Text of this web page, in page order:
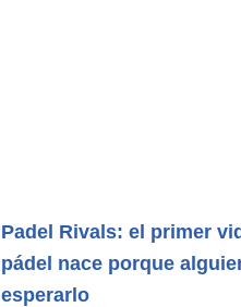
Padel Rivals: el primer
pádel nace porque
esperarlo